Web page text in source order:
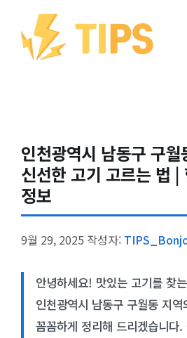
건너뛰기
인천광역시 남동구 구월
신선한 고기 고르는 법 |
정보
9월 29, 2025 작성자:
안녕하세요! 맛있는 고기를 찾
인천광역시 남동구 구월동 지
꼼꼼하게 정리해 드리겠습니다